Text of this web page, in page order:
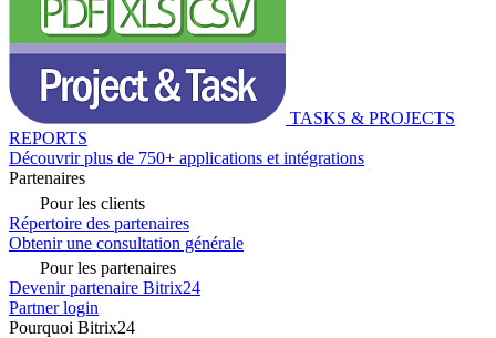
TASKS & PROJECTS
REPORTS
Découvrir plus de 750+ applications et intégrations
Partenaires
Pour les clients
Répertoire des partenaires
Obtenir une consultation générale
Pour les partenaires
Devenir partenaire Bitrix24
Partner login
Pourquoi Bitrix24